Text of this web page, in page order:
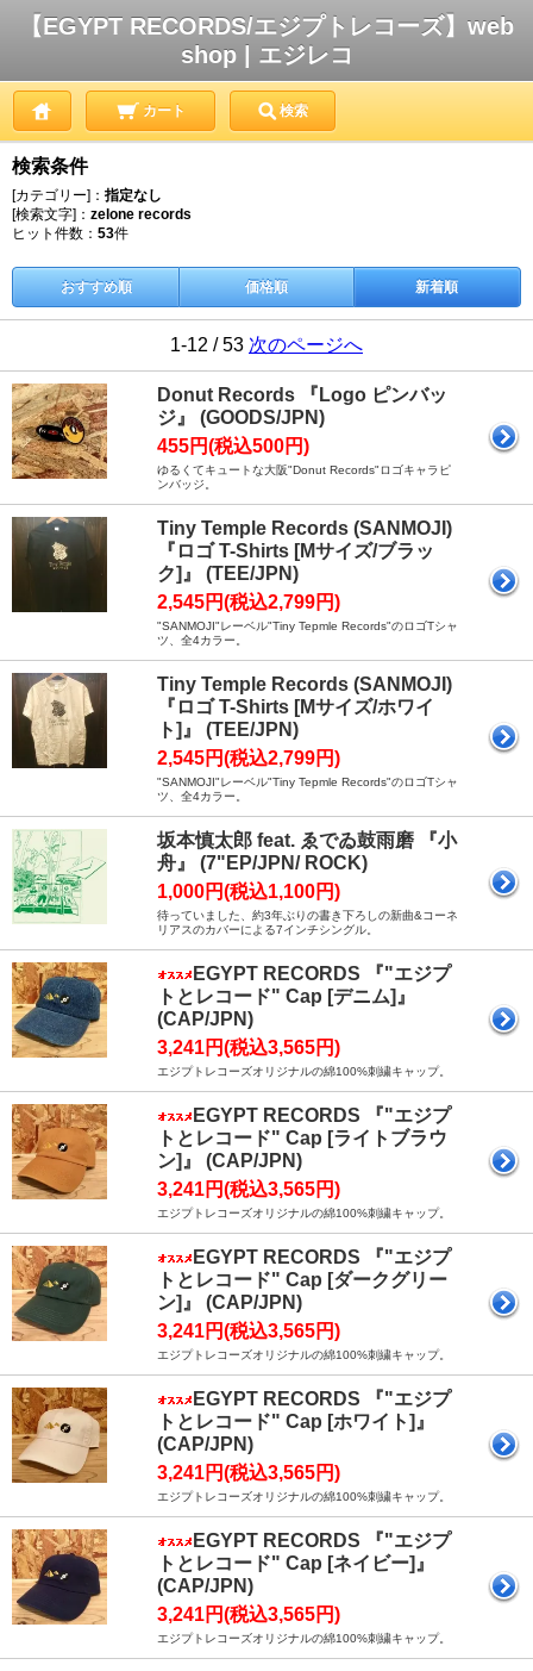
【EGYPT RECORDS/エジプトレコーズ】web
shop | エジレコ
カート 検索
検索条件
[カテゴリー]： 指定なし
[検索文字]： zelone records
ヒット件数： 53件
おすすめ順 価格順 新着順
1-12 / 53 次のページへ
Donut Records 『Logo ピンバッ
ジ』 (GOODS/JPN)
455円(税込500円)
ゆるくてキュートな大阪"Donut Records"ロゴキャラピ
ンバッジ。
Tiny Temple Records (SANMOJI)
『ロゴ T-Shirts [Mサイズ/ブラッ
ク]』 (TEE/JPN)
2,545円(税込2,799円)
"SANMOJI"レーベル"Tiny Tepmle Records"のロゴTシャ
ツ、全4カラー。
Tiny Temple Records (SANMOJI)
『ロゴ T-Shirts [Mサイズ/ホワイ
ト]』 (TEE/JPN)
2,545円(税込2,799円)
"SANMOJI"レーベル"Tiny Tepmle Records"のロゴTシャ
ツ、全4カラー。
坂本慎太郎 feat. ゑでゐ鼓雨磨 『小
舟』 (7"EP/JPN/ ROCK)
1,000円(税込1,100円)
待っていました、約3年ぶりの書き下ろしの新曲&コーネ
リアスのカバーによる7インチシングル。
EGYPT RECORDS 『"エジプ
トとレコード" Cap [デニム]』
(CAP/JPN)
3,241円(税込3,565円)
エジプトレコーズオリジナルの綿100%刺繍キャップ。
EGYPT RECORDS 『"エジプ
トとレコード" Cap [ライトブラウ
ン]』 (CAP/JPN)
3,241円(税込3,565円)
エジプトレコーズオリジナルの綿100%刺繍キャップ。
EGYPT RECORDS 『"エジプ
トとレコード" Cap [ダークグリー
ン]』 (CAP/JPN)
3,241円(税込3,565円)
エジプトレコーズオリジナルの綿100%刺繍キャップ。
EGYPT RECORDS 『"エジプ
トとレコード" Cap [ホワイト]』
(CAP/JPN)
3,241円(税込3,565円)
エジプトレコーズオリジナルの綿100%刺繍キャップ。
EGYPT RECORDS 『"エジプ
トとレコード" Cap [ネイビー]』
(CAP/JPN)
3,241円(税込3,565円)
エジプトレコーズオリジナルの綿100%刺繍キャップ。